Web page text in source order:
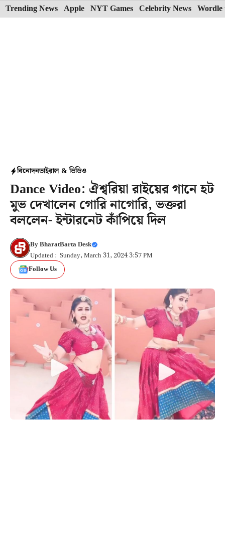
Skip
to
Trending News Apple NYT Games Celebrity News Wordle
বিনোদনভাইরাল & ভিডিও
Dance Video: ঐশ্বরিয়া রাইয়ের গানে হট
মুভ দেখালেন গোরি নাগোরি, ভক্তরা
বললেন- ইন্টারনেট কাঁপিয়ে দিল
ByBharatBarta Desk
Updated : Sunday, March 31, 2024 3:57 PM
Follow Us